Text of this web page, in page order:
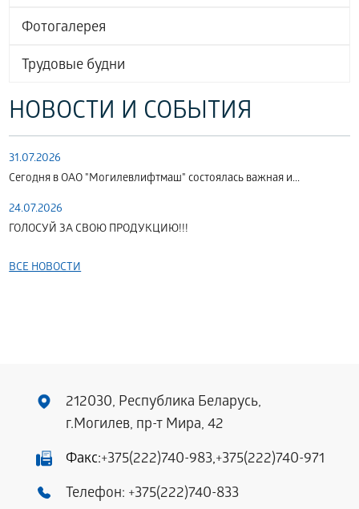
Фотогалерея
Трудовые будни
НОВОСТИ И СОБЫТИЯ
31.07.2026
Сегодня в ОАО "Могилевлифтмаш" состоялась важная и...
24.07.2026
ГОЛОСУЙ ЗА СВОЮ ПРОДУКЦИЮ!!!
ВСЕ НОВОСТИ
212030, Республика Беларусь,
г.Могилев, пр-т Мира, 42
Факс:+375(222)740-983,+375(222)740-971
Телефон: +375(222)740-833